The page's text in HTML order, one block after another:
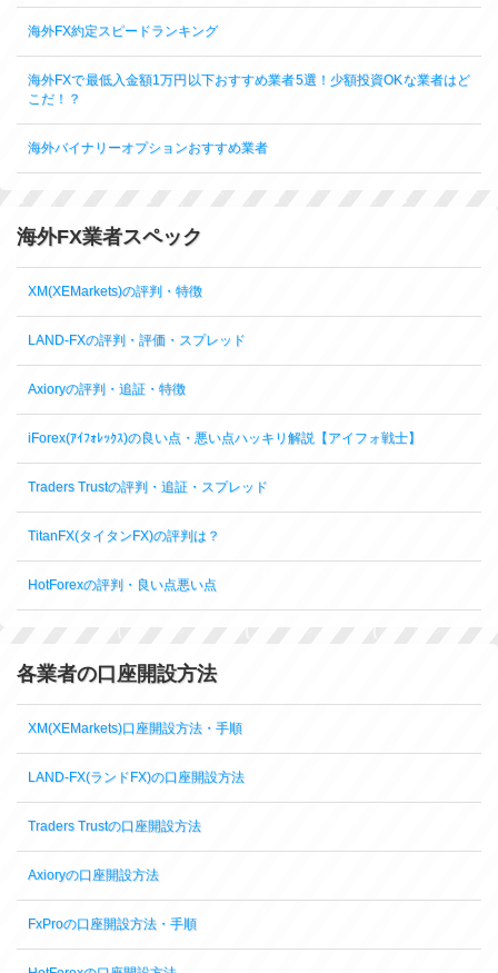
海外FX約定スピードランキング
海外FXで最低入金額1万円以下おすすめ業者5選！少額投資OKな業者はど
こだ！？
海外バイナリーオプションおすすめ業者
海外FX業者スペック
XM(XEMarkets)の評判・特徴
LAND-FXの評判・評価・スプレッド
Axioryの評判・追証・特徴
iForex(ｱｲﾌｫﾚｯｸｽ)の良い点・悪い点ハッキリ解説【アイフォ戦士】
Traders Trustの評判・追証・スプレッド
TitanFX(タイタンFX)の評判は？
HotForexの評判・良い点悪い点
各業者の口座開設方法
XM(XEMarkets)口座開設方法・手順
LAND-FX(ランドFX)の口座開設方法
Traders Trustの口座開設方法
Axioryの口座開設方法
FxProの口座開設方法・手順